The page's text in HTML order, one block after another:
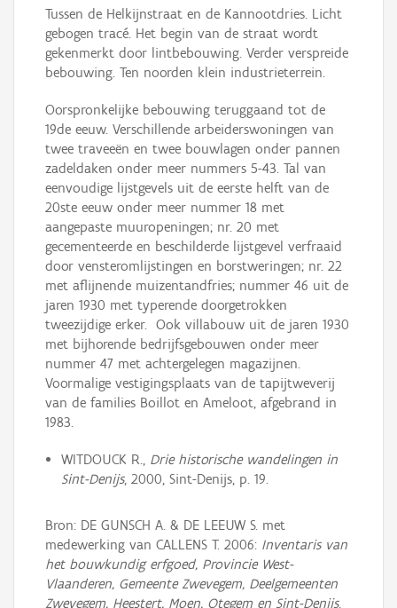
Tussen de Helkijnstraat en de Kannootdries. Licht
gebogen tracé. Het begin van de straat wordt
gekenmerkt door lintbebouwing. Verder verspreide
bebouwing. Ten noorden klein industrieterrein.
Oorspronkelijke bebouwing teruggaand tot de
19de eeuw. Verschillende arbeiderswoningen van
twee traveeën en twee bouwlagen onder pannen
zadeldaken onder meer nummers 5-43. Tal van
eenvoudige lijstgevels uit de eerste helft van de
20ste eeuw onder meer nummer 18 met
aangepaste muuropeningen; nr. 20 met
gecementeerde en beschilderde lijstgevel verfraaid
door vensteromlijstingen en borstweringen; nr. 22
met aflijnende muizentandfries; nummer 46 uit de
jaren 1930 met typerende doorgetrokken
tweezijdige erker. Ook villabouw uit de jaren 1930
met bijhorende bedrijfsgebouwen onder meer
nummer 47 met achtergelegen magazijnen.
Voormalige vestigingsplaats van de tapijtweverij
van de families Boillot en Ameloot, afgebrand in
1983.
WITDOUCK R., Drie historische wandelingen in
Sint-Denijs, 2000, Sint-Denijs, p. 19.
Bron: DE GUNSCH A. & DE LEEUW S. met
medewerking van CALLENS T. 2006: Inventaris van
het bouwkundig erfgoed, Provincie West-
Vlaanderen, Gemeente Zwevegem, Deelgemeenten
Zwevegem, Heestert, Moen, Otegem en Sint-Denijs,